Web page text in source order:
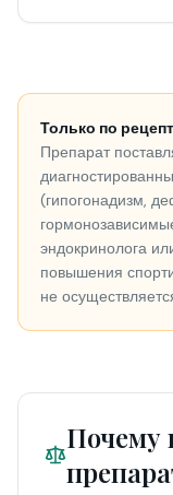
Только по
Препарат
(гипогонадизм,
эндокринолога
повышения
не
Почему